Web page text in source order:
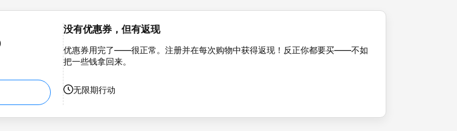
没有优惠券，但有返现
优惠券用完了——很正常。注册并在每次购物中获得返现！反正你都要买——不如
把一些钱拿回来。
无限期行动